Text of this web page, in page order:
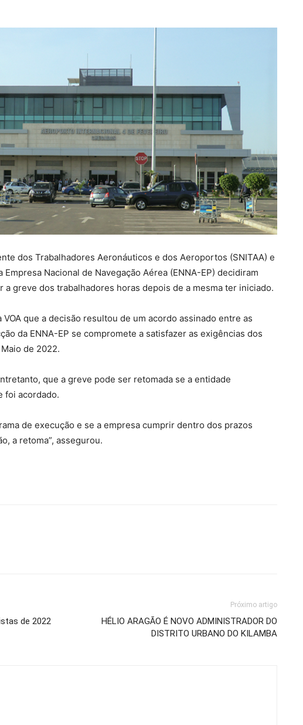
dos Trabalhadores Aeronáuticos e dos Aeroportos (SNITAA) e
Nacional de Navegação Aérea (ENNA-EP) decidiram
greve dos trabalhadores horas depois de a mesma ter iniciado.
que a decisão resultou de um acordo assinado entre as
da ENNA-EP se compromete a satisfazer as exigências dos
de 2022.
que a greve pode ser retomada se a entidade
foi acordado.
de execução e se a empresa cumprir dentro dos prazos
a retoma”, assegurou.
de 2022
Próximo artigo
HÉLIO ARAGÃO É NOVO ADMINISTRADOR DO
DISTRITO URBANO DO KILAMBA